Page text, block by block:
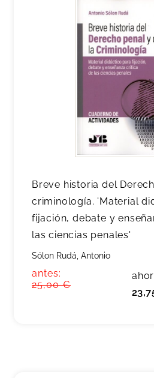
Breve historia del
criminología. 'Material
fijación, debate y
las ciencias penales'
Sólon Rudá, Antonio
antes:
25,00 €